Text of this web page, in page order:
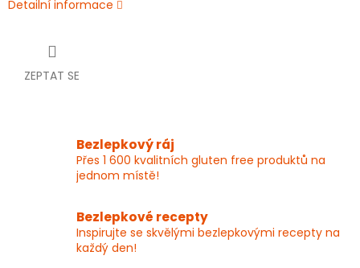
Detailní informace
ZEPTAT SE
Bezlepkový ráj
Přes 1 600 kvalitních gluten free produktů na
jednom místě!
Bezlepkové recepty
Inspirujte se skvělými bezlepkovými recepty na
každý den!